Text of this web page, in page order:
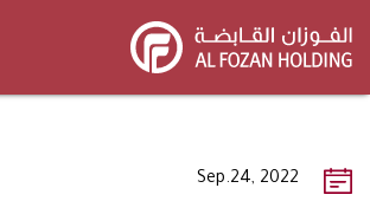
main
Sep.24, 2022